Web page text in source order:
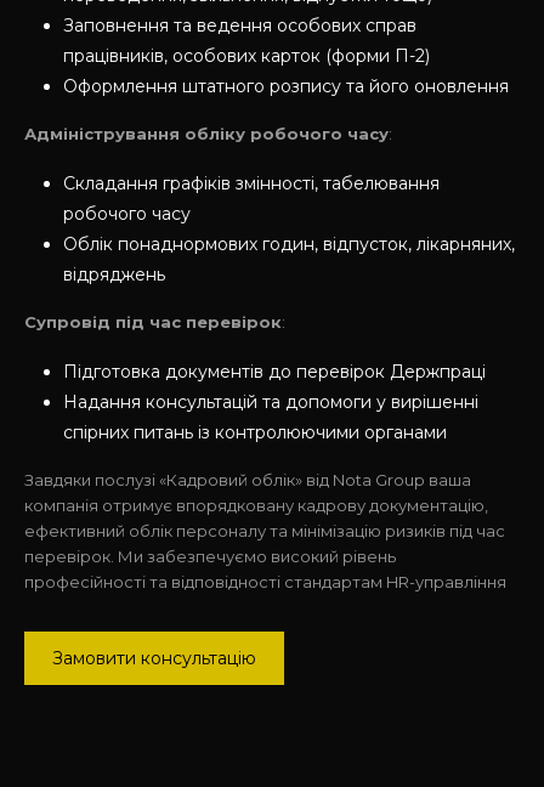
Заповнення та ведення особових справ
працівників, особових карток (форми П-2)
Оформлення штатного розпису та його оновлення
Адміністрування обліку робочого часу:
Складання графіків змінності, табелювання
робочого часу
Облік понаднормових годин, відпусток, лікарняних,
відряджень
Супровід під час перевірок:
Підготовка документів до перевірок Держпраці
Надання консультацій та допомоги у вирішенні
спірних питань із контролюючими органами
Завдяки послузі «Кадровий облік» від Nota Group ваша
компанія отримує впорядковану кадрову документацію,
ефективний облік персоналу та мінімізацію ризиків під час
перевірок. Ми забезпечуємо високий рівень
професійності та відповідності стандартам HR-управління
Замовити консультацію